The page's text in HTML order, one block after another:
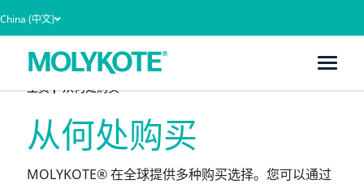
China (中文)
主页 从何处购买
从何处购买
MOLYKOTE® 在全球提供多种购买选择。您可以通过